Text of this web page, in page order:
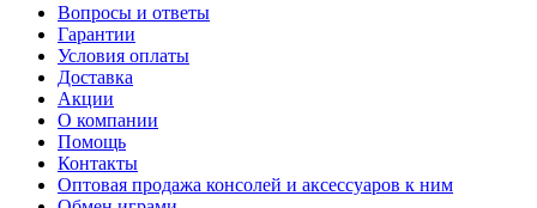
Вопросы и ответы
Гарантии
Условия оплаты
Доставка
Акции
О компании
Помощь
Контакты
Оптовая продажа консолей и аксессуаров к ним